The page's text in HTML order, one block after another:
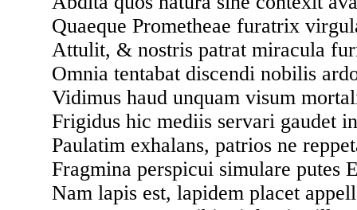
Quaeque Prometheae furatrix
Attulit, & nostris patrat miracula
Omnia tentabat discendi nobilis
Vidimus haud unquam visum
Frigidus hic mediis servari gaudet
Paulatim exhalans, patrios ne
Fragmina perspicui simulare putes
Nam lapis est, lapidem placet